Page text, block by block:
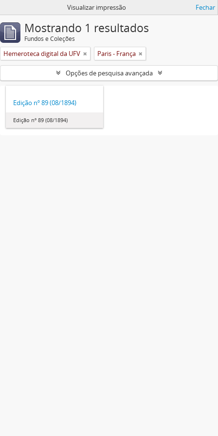
Visualizar impressão Fechar
Mostrando 1 resultados
Fundos e Coleções
Hemeroteca digital da UFV Paris - França
Opções de pesquisa avançada
Edição nº 89 (08/1894)
Edição nº 89 (08/1894)